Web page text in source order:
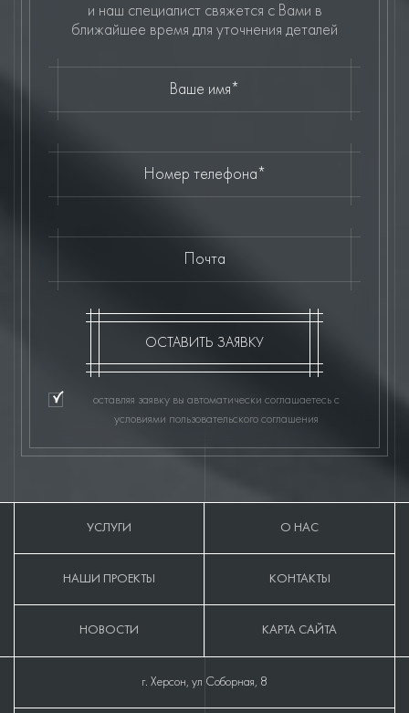
и наш специалист свяжется с Вами в
ближайшее время для уточнения деталей
Ваше имя*
Номер телефона*
Почта
ОСТАВИТЬ ЗАЯВКУ
оставляя заявку вы автоматически соглашаетесь с
условиями пользовательского соглашения
УСЛУГИ О НАС
НАШИ ПРОЕКТЫ КОНТАКТЫ
НОВОСТИ КАРТА САЙТА
г. Херсон, ул Соборная, 8